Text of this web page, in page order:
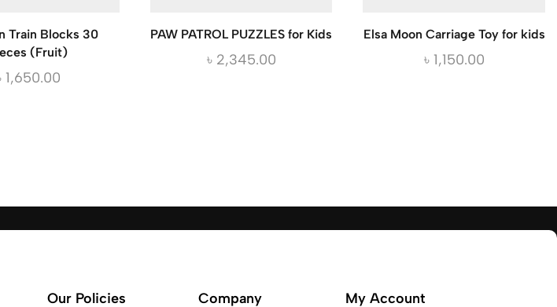
Train Blocks 30
(Fruit)
1,650.00
PAW PATROL PUZZLES for Kids
৳ 2,345.00
Elsa Moon Carriage Toy for kids
৳ 1,150.00
Our Policies
Company
My Account